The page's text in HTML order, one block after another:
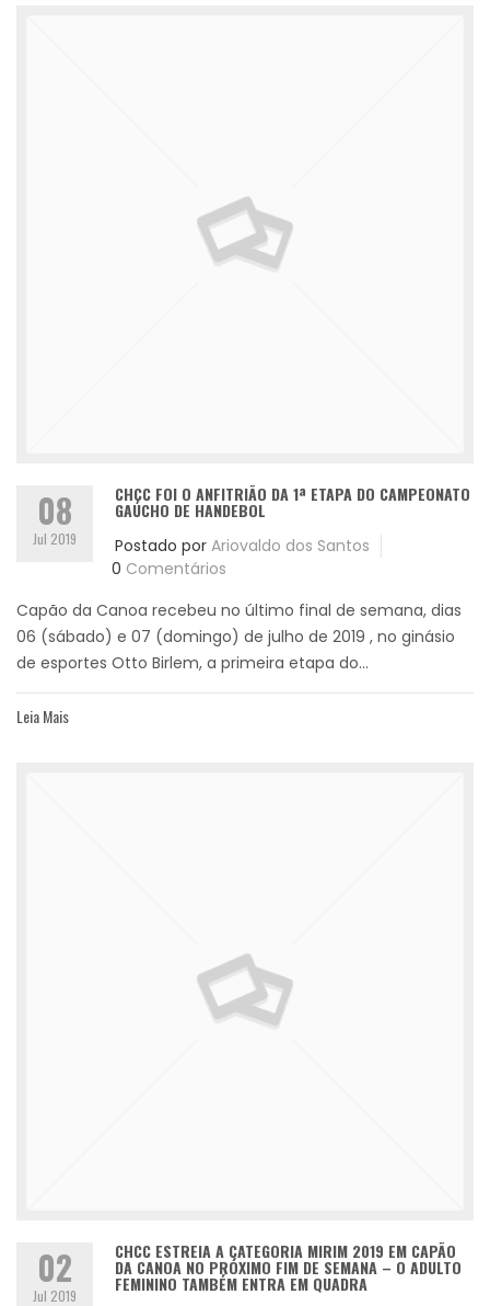
08
Jul 2019
CHCC FOI O ANFITRIÃO DA 1ª ETAPA DO CAMPEONATO
GAÚCHO DE HANDEBOL
Postado por Ariovaldo dos Santos
0 Comentários
Capão da Canoa recebeu no último final de semana, dias
06 (sábado) e 07 (domingo) de julho de 2019 , no ginásio
de esportes Otto Birlem, a primeira etapa do...
Leia Mais
02
Jul 2019
CHCC ESTREIA A CATEGORIA MIRIM 2019 EM CAPÃO
DA CANOA NO PRÓXIMO FIM DE SEMANA – O ADULTO
FEMININO TAMBÉM ENTRA EM QUADRA